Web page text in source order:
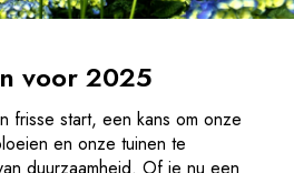
voor 2025
frisse start, een kans om onze
en onze tuinen te